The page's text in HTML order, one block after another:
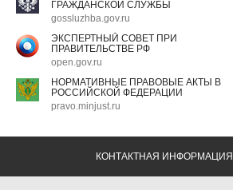
ГРАЖДАНСКОЙ СЛУЖБЫ
gossluzhba.gov.ru
ЭКСПЕРТНЫЙ СОВЕТ ПРИ
ПРАВИТЕЛЬСТВЕ РФ
open.gov.ru
НОРМАТИВНЫЕ ПРАВОВЫЕ АКТЫ В
РОССИЙСКОЙ ФЕДЕРАЦИИ
pravo.minjust.ru
КОНТАКТНАЯ ИНФОРМАЦИЯ